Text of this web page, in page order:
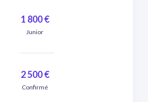
1 800 €
Junior
2 500 €
Confirmé